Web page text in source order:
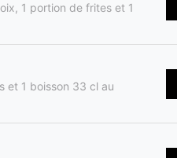
1 portion de frites et 1
et 1 boisson 33 cl au